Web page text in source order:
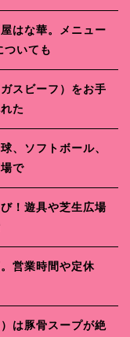
はな華。メニュー
ついても
スビーフ）をお手
た
、ソフトボール、
で
！遊具や芝生広場
営業時間や定休
は豚骨スープが絶